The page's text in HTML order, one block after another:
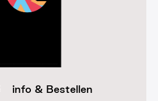
info & Bestellen